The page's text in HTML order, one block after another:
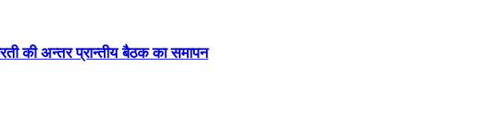
की अन्तर प्रान्तीय बैठक का समापन